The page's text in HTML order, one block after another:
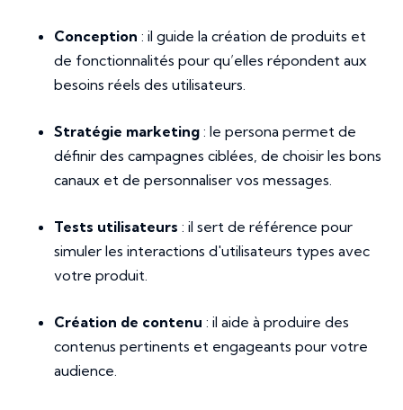
Conception : il guide la création de produits et
de fonctionnalités pour qu’elles répondent aux
besoins réels des utilisateurs.
Stratégie marketing : le persona permet de
définir des campagnes ciblées, de choisir les bons
canaux et de personnaliser vos messages.
Tests utilisateurs : il sert de référence pour
simuler les interactions d'utilisateurs types avec
votre produit.
Création de contenu : il aide à produire des
contenus pertinents et engageants pour votre
audience.